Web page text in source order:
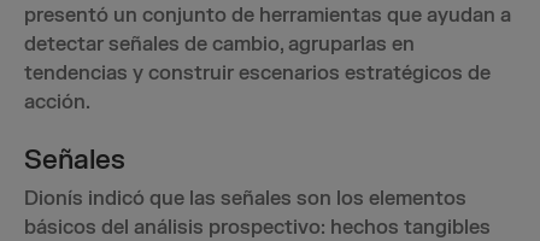
presentó un conjunto de herramientas que ayudan a
detectar señales de cambio, agruparlas en
tendencias y construir escenarios estratégicos de
acción.
Señales
Dionís indicó que las señales son los elementos
básicos del análisis prospectivo: hechos tangibles